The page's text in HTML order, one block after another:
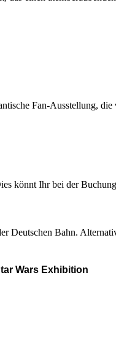
Fan-Ausstellung, die
könnt Ihr bei der
Deutschen Bahn.
Wars Exhibition